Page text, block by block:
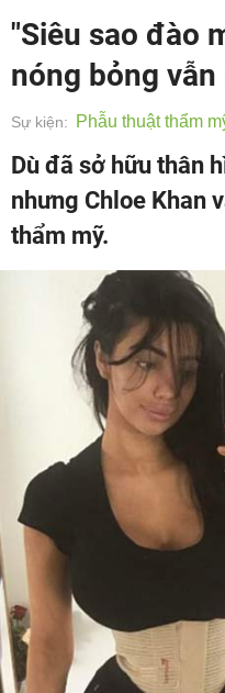
"Siêu sao đào
nóng bỏng
Sự kiện: Phẫu thuật thẩm
Dù đã sở hữu thân
nhưng Chloe Khan
thẩm mỹ.